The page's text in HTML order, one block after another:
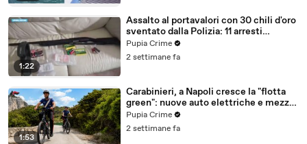
1:22
Assalto al portavalori con 30 chili d'oro
sventato dalla Polizia: 11 arresti
(25.07.26)
Pupia Crime
2 settimane fa
1:53
Carabinieri, a Napoli cresce la "flotta
green": nuove auto elettriche e mezzi
sostenibili anche sulle isole (25.07.26)
Pupia Crime
2 settimane fa